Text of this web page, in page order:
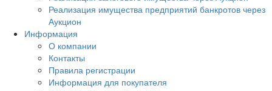
Реализация имущества предприятий банкротов через
Аукцион
Информация
О компании
Контакты
Правила регистрации
Информация для покупателя